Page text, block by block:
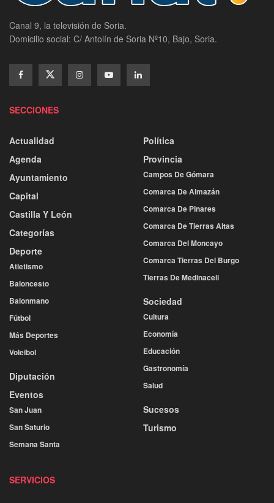
Canal 9, la televisión de Soria.
Domicilio social: C/ Antolín de Soria Nº10, Bajo, Soria.
SECCIONES
Actualidad
Agenda
Ayuntamiento
Capital
Castilla Y León
Categorías
Deporte
Atletismo
Baloncesto
Balonmano
Fútbol
Más Deportes
Voleibol
Diputación
Eventos
San Juan
San Saturio
Semana Santa
Política
Provincia
Campos De Gómara
Comarca De Almazán
Comarca De Pinares
Comarca De Tierras Altas
Comarca Del Moncayo
Comarca Tierras Del Burgo
Tierras De Medinaceli
Sociedad
Cultura
Economía
Educación
Gastronomía
Salud
Sucesos
Turismo
SERVICIOS